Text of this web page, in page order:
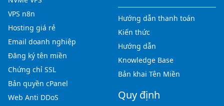
VPS n8n
Hosting giá rẻ
Email doanh nghiệp
Đăng ký tên miền
Chứng chỉ SSL
Bản quyền cPanel
Web Anti DDoS
Hướng dẫn thanh toán
Kiến thức
Hướng dẫn
Knowledge Base
Bản khai Tên Miền
Quy định